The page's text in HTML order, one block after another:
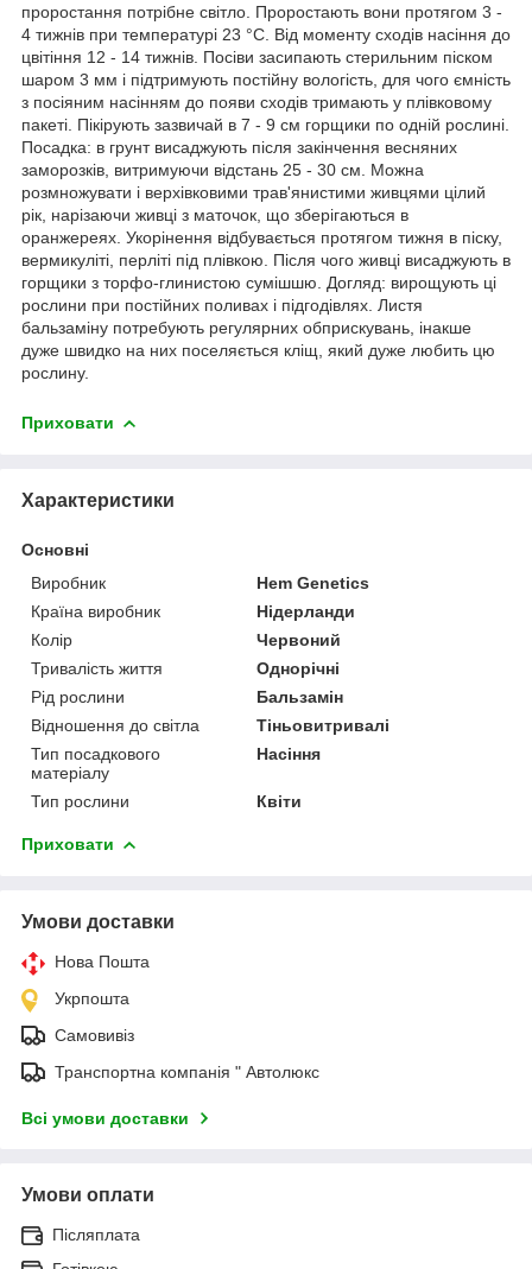
проростання потрібне світло. Проростають вони протягом 3 -
4 тижнів при температурі 23 °С. Від моменту сходів насіння до
цвітіння 12 - 14 тижнів. Посіви засипають стерильним піском
шаром 3 мм і підтримують постійну вологість, для чого ємність
з посіяним насінням до появи сходів тримають у плівковому
пакеті. Пікірують зазвичай в 7 - 9 см горщики по одній рослині.
Посадка: в грунт висаджують після закінчення весняних
заморозків, витримуючи відстань 25 - 30 см. Можна
розмножувати і верхівковими трав'янистими живцями цілий
рік, нарізаючи живці з маточок, що зберігаються в
оранжереях. Укорінення відбувається протягом тижня в піску,
вермикуліті, перліті під плівкою. Після чого живці висаджують в
горщики з торфо-глинистою сумішшю. Догляд: вирощують ці
рослини при постійних поливах і підгодівлях. Листя
бальзаміну потребують регулярних обприскувань, інакше
дуже швидко на них поселяється кліщ, який дуже любить цю
рослину.
Приховати
Характеристики
Основні
Виробник
Hem Genetics
Країна виробник
Нідерланди
Колір
Червоний
Тривалість життя
Однорічні
Рід рослини
Бальзамін
Відношення до світла
Тіньовитривалі
Тип посадкового
матеріалу
Насіння
Тип рослини Квіти
Приховати
Умови доставки
Нова Пошта
Укрпошта
Самовивіз
Транспортна компанія " Автолюкс
Всі умови доставки
Умови оплати
Післяплата